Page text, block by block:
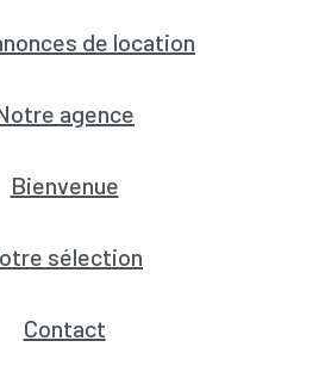
de location
agence
Bienvenue
sélection
Contact